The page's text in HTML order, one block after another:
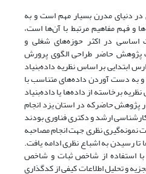
دنیای مدرن بسیار مهم است و به
و فهم مفاهیم مرتبط با آن‌ها است،
اساسی در اکثر حوزه‌های شغلی و
پژوهش حاضر طراحی الگوی پرورش
ابتدایی بر اساس نظریه داده‌بنیاد
و به دست آوردن داده‌های متناسب با
برخاسته از داده‌ها یا داده‌بنیاد
حاضرکه در استان یزد انجام
ارشد و دکتری فناوری بودند
به صورت نمونه‌گیری نظری جهت انجام مصاحبه
رسیدن به اشباع نظری ادامه یافت.
با استفاده از شاخص ثبات و شاخص
و تحلیل اطلاعات کیفی از کدگذاری